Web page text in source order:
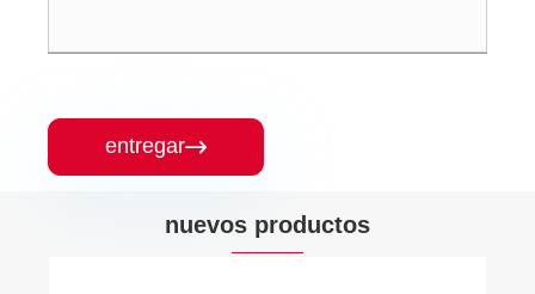
entregar
nuevos productos